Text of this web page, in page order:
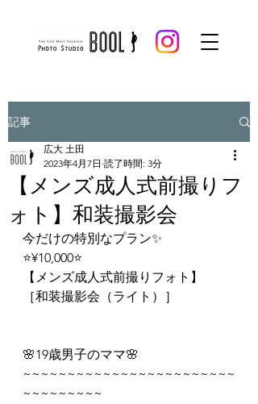
記事
【メンズ成人式前撮りフ
ォト】和装撮影会
広大 土田
2023年4月7日 読了時間: 3分
今だけの特別なプラン✨
⭐️¥10,000⭐️
【メンズ成人式前撮りフォト】
［和装撮影会（ライト）］
🌸19歳男子のママ🌸
~~~~~~~~~~~~~~~~~~~~~~~~
~~~~~~~~~